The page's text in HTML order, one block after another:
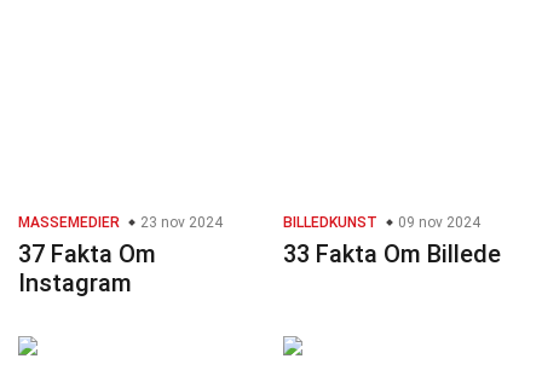
MASSEMEDIER 23 nov 2024
37 Fakta Om
Instagram
BILLEDKUNST 09 nov 2024
33 Fakta Om Billede